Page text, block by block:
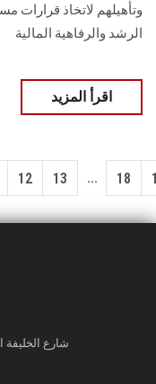
وتأهيلهم لاتخاذ قرارات
الرشد والرفاهية المالية
اقرأ المزيد
12 13 ... 18
شارع الخليفة